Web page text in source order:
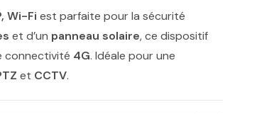
Wi-Fi est parfaite pour la sécurité
et d’un panneau solaire, ce dispositif
connectivité 4G. Idéale pour une
et CCTV.